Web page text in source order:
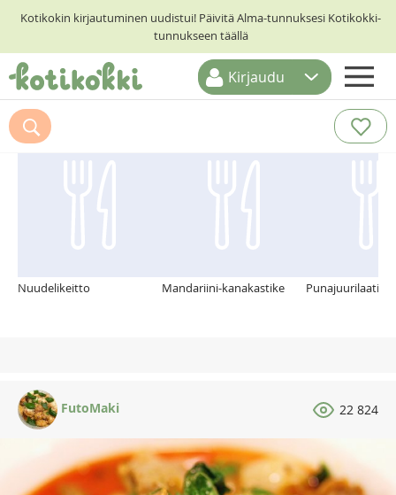
Kotikokin kirjautuminen uudistui! Päivitä Alma-tunnuksesi Kotikokki-
tunnukseen täällä
ETUSIVU
RESEPTIHAKU
Kirjaudu
Suosittelemme myös
Nuudelikeitto Mandariini-kanakastike
FutoMaki 22 824